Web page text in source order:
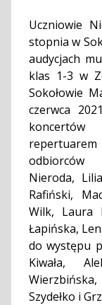
Uczniowie
stopnia w
audycjach
klas 1-3 w
Sokołowie
czerwca
koncertów
odbiorców
Nieroda,
Rafiński,
Wilk, Laura
Łapińska,
do występu
Kiwała,
Szydełko i